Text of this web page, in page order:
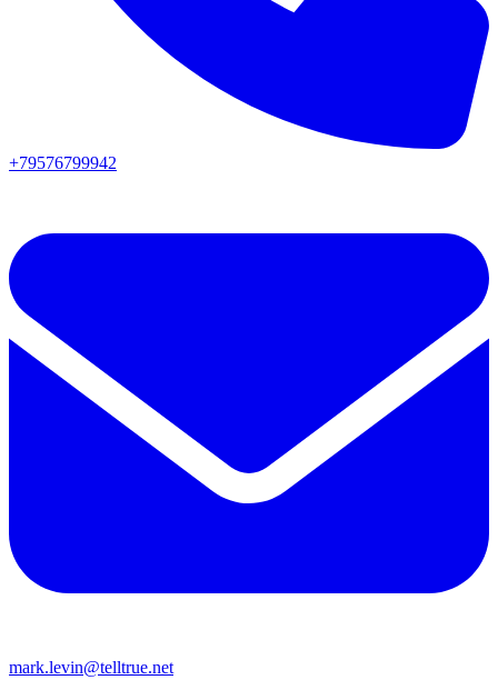
+79576799942
mark.levin@telltrue.net